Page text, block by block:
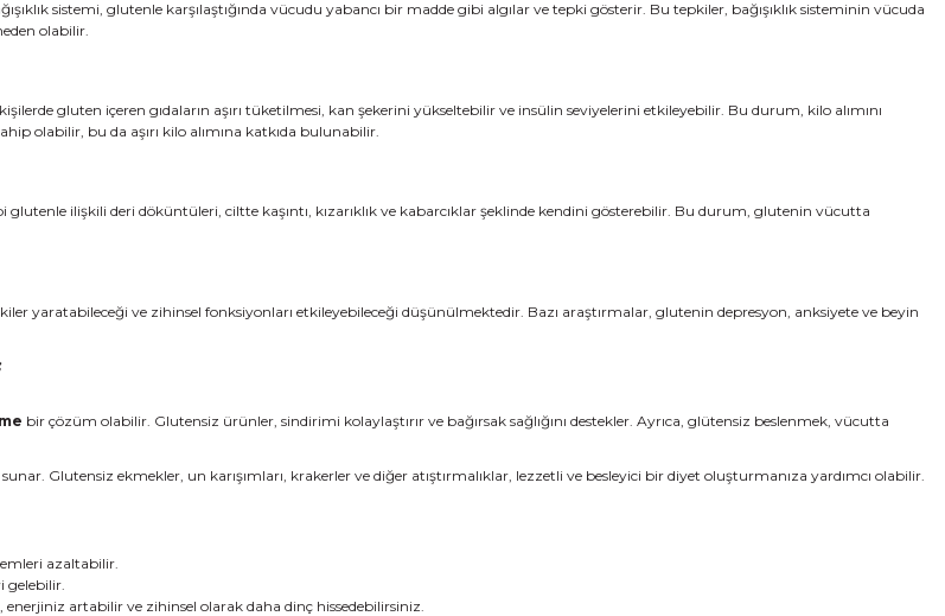
sistemi, glutenle karşılaştığında vücudu yabancı bir madde gibi algılar ve tepki gösterir. Bu tepkiler, bağışıklık sisteminin vücuda
olabilir.
gluten içeren gıdaların aşırı tüketilmesi, kan şekerini yükseltebilir ve insülin seviyelerini etkileyebilir. Bu durum, kilo alımını
olabilir, bu da aşırı kilo alımına katkıda bulunabilir.
glutenle ilişkili deri döküntüleri, ciltte kaşıntı, kızarıklık ve kabarcıklar şeklinde kendini gösterebilir. Bu durum, glutenin vücutta
yaratabileceği ve zihinsel fonksiyonları etkileyebileceği düşünülmektedir. Bazı araştırmalar, glutenin depresyon, anksiyete ve beyin
bir çözüm olabilir. Glutensiz ürünler, sindirimi kolaylaştırır ve bağırsak sağlığını destekler. Ayrıca, glütensiz beslenmek, vücutta
Glutensiz ekmekler, un karışımları, krakerler ve diğer atıştırmalıklar, lezzetli ve besleyici bir diyet oluşturmanıza yardımcı olabilir.
azaltabilir.
gelebilir.
artabilir ve zihinsel olarak daha dinç hissedebilirsiniz.